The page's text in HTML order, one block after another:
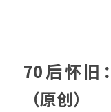
70后怀旧
（原创）